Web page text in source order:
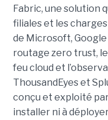
Fabric, une solution
filiales et les
de Microsoft, Google
routage zero trust,
feu cloud et
ThousandEyes et
conçu et exploité
installer ni à